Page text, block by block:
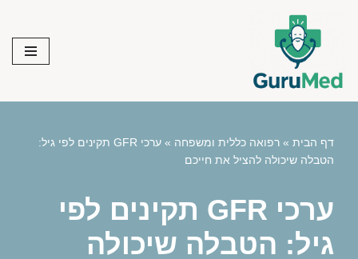
content
דף הבית » רפואה כללית ומשפחה »
ערכי GFR תקינים לפי גיל:
הטבלה שיכולה להציל את חייכם
ערכי GFR תקינים לפי
גיל: הטבלה שיכולה